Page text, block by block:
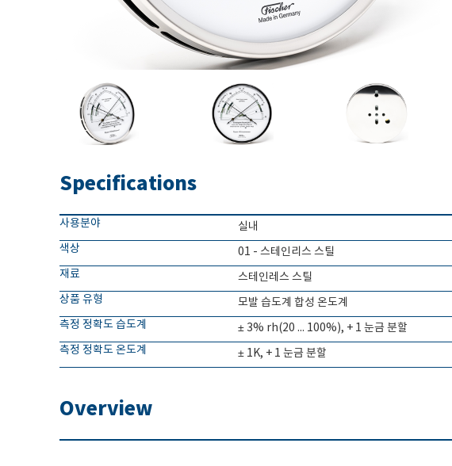
Specifications
사용분야
실내
색상
01 - 스테인리스 스틸
재료
스테인레스 스틸
상품 유형
모발 습도계 합성 온도계
측정 정확도 습도계
± 3% rh(20 ... 100%), + 1 눈금 분할
측정 정확도 온도계
± 1K, + 1 눈금 분할
Overview